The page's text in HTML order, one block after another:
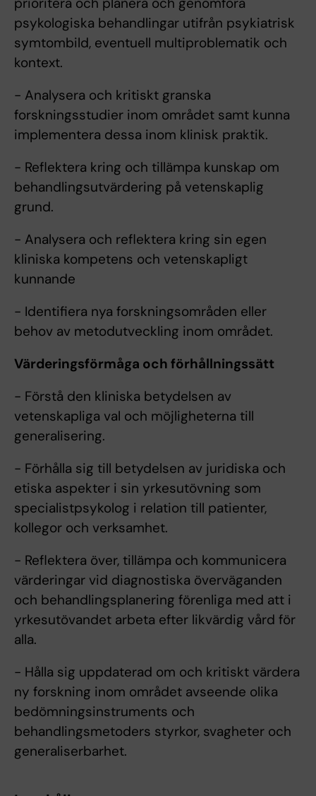
psykologiska behandlingar utifrån psykiatrisk
symtombild, eventuell multiproblematik och
kontext.
- Analysera och kritiskt granska
forskningsstudier inom området samt kunna
implementera dessa inom klinisk praktik.
- Reflektera kring och tillämpa kunskap om
behandlingsutvärdering på vetenskaplig
grund.
- Analysera och reflektera kring sin egen
kliniska kompetens och vetenskapligt
kunnande
- Identifiera nya forskningsområden eller
behov av metodutveckling inom området.
Värderingsförmåga och förhållningssätt
- Förstå den kliniska betydelsen av
vetenskapliga val och möjligheterna till
generalisering.
- Förhålla sig till betydelsen av juridiska och
etiska aspekter i sin yrkesutövning som
specialistpsykolog i relation till patienter,
kollegor och verksamhet.
- Reflektera över, tillämpa och kommunicera
värderingar vid diagnostiska överväganden
och behandlingsplanering förenliga med att i
yrkesutövandet arbeta efter likvärdig vård för
alla.
- Hålla sig uppdaterad om och kritiskt värdera
ny forskning inom området avseende olika
bedömningsinstruments och
behandlingsmetoders styrkor, svagheter och
generaliserbarhet.